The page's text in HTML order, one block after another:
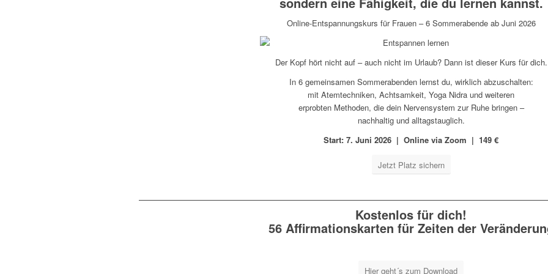
Online-Entspannungskurs für Frauen – 6 Sommerabende ab Juni 2026
Der Kopf hört nicht auf – auch nicht im Urlaub? Dann ist dieser Kurs für dich.
In 6 gemeinsamen Sommerabenden lernst du, wirklich abzuschalten:
mit Atemtechniken, Achtsamkeit, Yoga Nidra und weiteren
erprobten Methoden, die dein Nervensystem zur Ruhe bringen –
nachhaltig und alltagstauglich.
Start: 7. Juni 2026 | Online via Zoom | 149 €
Jetzt Platz sichern
Kostenlos für dich!
56 Affirmationskarten für Zeiten der
Hier geht´s zum Download